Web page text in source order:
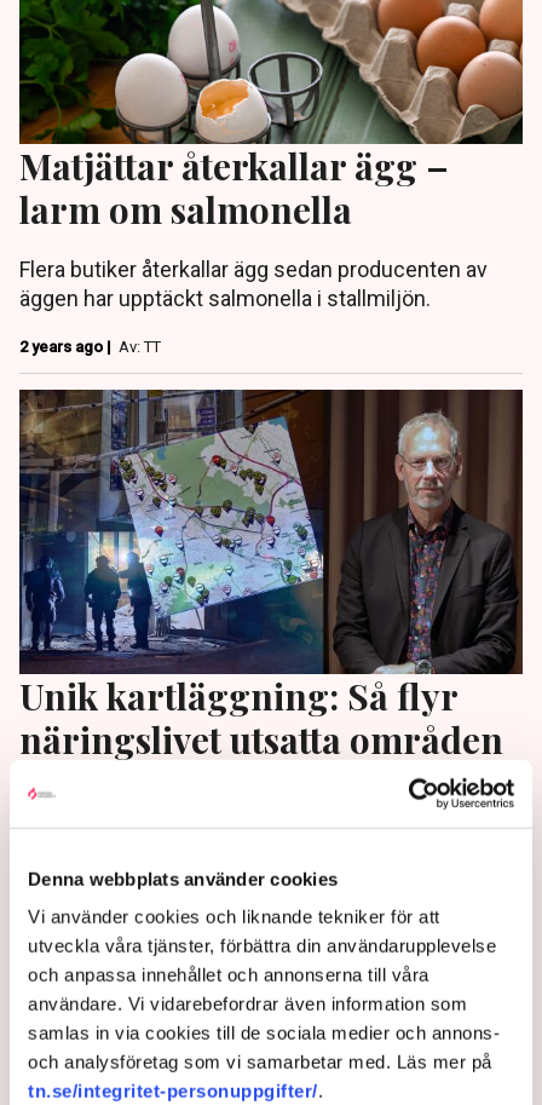
Denna webbplats använder cookies
Vi använder cookies och liknande tekniker för att
utveckla våra tjänster, förbättra din användarupplevelse
och anpassa innehållet och annonserna till våra
användare. Vi vidarebefordrar även information som
samlas in via cookies till de sociala medier och annons-
och analysföretag som vi samarbetar med. Läs mer på
tn.se/integritet-personuppgifter/.
Matjättar återkallar ägg –
larm om salmonella
Flera butiker återkallar ägg sedan producenten av
äggen har upptäckt salmonella i stallmiljön.
2 years ago | Av: TT
Unik kartläggning: Så flyr
näringslivet utsatta områden
Företagen överger utsatta områden. Det visar siffror
från analys- och dataföretaget Prospect Mapping.
ökar från de kriminella. Slutligen lämnar företagen
och det blir en ond spiral”, säger Pär Bygdeson, vd
för Livsmedelshandlarna, till TN.
2 years ago | Av: Pontus Nyman